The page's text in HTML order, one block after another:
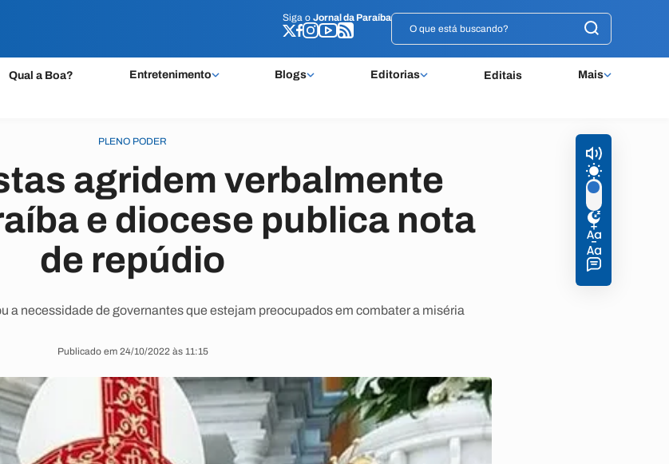
Siga o Jornal da Paraíba
Qual a Boa? Entretenimento Blogs Editorias Editais Mais
Siga o Jornal da Paraíba
PLENO PODER
agridem verbalmente
e diocese publica nota
de repúdio
a necessidade de governantes que estejam preocupados em combater a miséria
Publicado em 24/10/2022 às 11:15